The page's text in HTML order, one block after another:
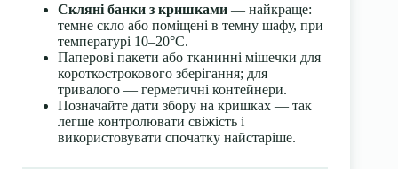
Скляні банки з кришками — найкраще:
темне скло або поміщені в темну шафу, при
температурі 10–20°C.
Паперові пакети або тканинні мішечки для
короткострокового зберігання; для
тривалого — герметичні контейнери.
Позначайте дати збору на кришках — так
легше контролювати свіжість і
використовувати спочатку найстаріше.